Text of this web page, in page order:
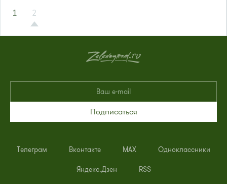
1 2
Подписаться
Телеграм Вконтакте MAX Одноклассники
Яндекс.Дзен RSS